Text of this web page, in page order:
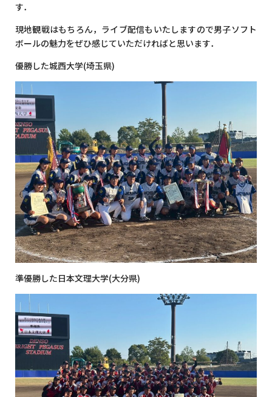
す．
現地観戦はもちろん，ライブ配信もいたしますので男子ソフト
ボールの魅力をぜひ感じていただければと思います．
優勝した城西大学(埼玉県)
準優勝した日本文理大学(大分県)